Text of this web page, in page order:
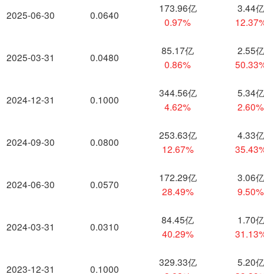
2025-06-30
2025-03-31
2024-12-31
2024-09-30
2024-06-30
2024-03-31
2023-12-31
0.0640
173.96亿
0.97%
3.44亿
0.0480
85.17亿
0.86%
2.55亿
0.1000
344.56亿
4.62%
5.34亿
2.60%
0.0800
253.63亿
12.67%
4.33亿
0.0570
172.29亿
28.49%
3.06亿
9.50%
0.0310
84.45亿
40.29%
1.70亿
0.1000
329.33亿
5.20亿